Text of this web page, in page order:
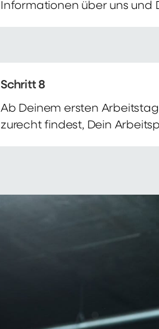
Informationen über uns und
Schritt 8
Ab Deinem ersten
zurecht findest, Dein